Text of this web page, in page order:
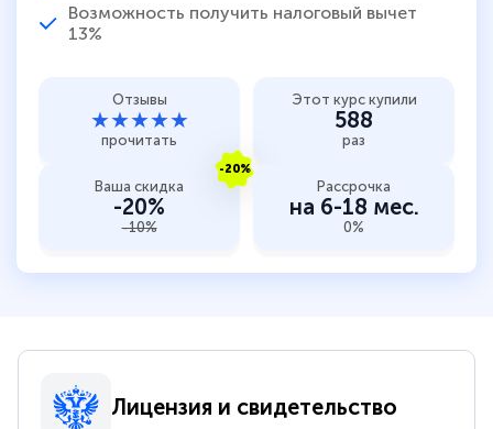
Возможность получить налоговый вычет
13%
Отзывы
★★★★★
прочитать
Этот курс купили
588
раз
-20%
Ваша скидка
-20%
-10%
Рассрочка
на 6-18 мес.
0%
Лицензия и свидетельство